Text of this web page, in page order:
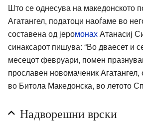
Што се однесува на македонското
Агатангел, податоци наоѓаме во
составена од јеромонахАтанасиј
синаксарот пишува: “Во дваесет и
месецот февруари, помен
прославен новомаченик
во Битола Македонска, во летото
Надворешни врски